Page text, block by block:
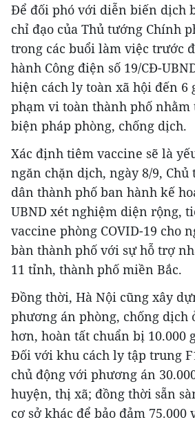
Để đối phó với diễn biến dịch
chỉ đạo của Thủ tướng Chính
trong các buổi làm việc trước
hành Công điện số 19/CĐ-
hiện cách ly toàn xã hội đến 6
phạm vi toàn thành phố nhằm
biện pháp phòng, chống dịch.
Xác định tiêm vaccine sẽ là
ngăn chặn dịch, ngày 8/9, Chủ
dân thành phố ban hành kế
UBND xét nghiệm diện rộng,
vaccine phòng COVID-19 cho
bàn thành phố với sự hỗ trợ
11 tỉnh, thành phố miền Bắc.
Đồng thời, Hà Nội cũng xây
phương án phòng, chống dịch
hơn, hoàn tất chuẩn bị 10.000
Đối với khu cách ly tập trung
chủ động với phương án
huyện, thị xã; đồng thời sẵn
cơ sở khác để bảo đảm 75.000